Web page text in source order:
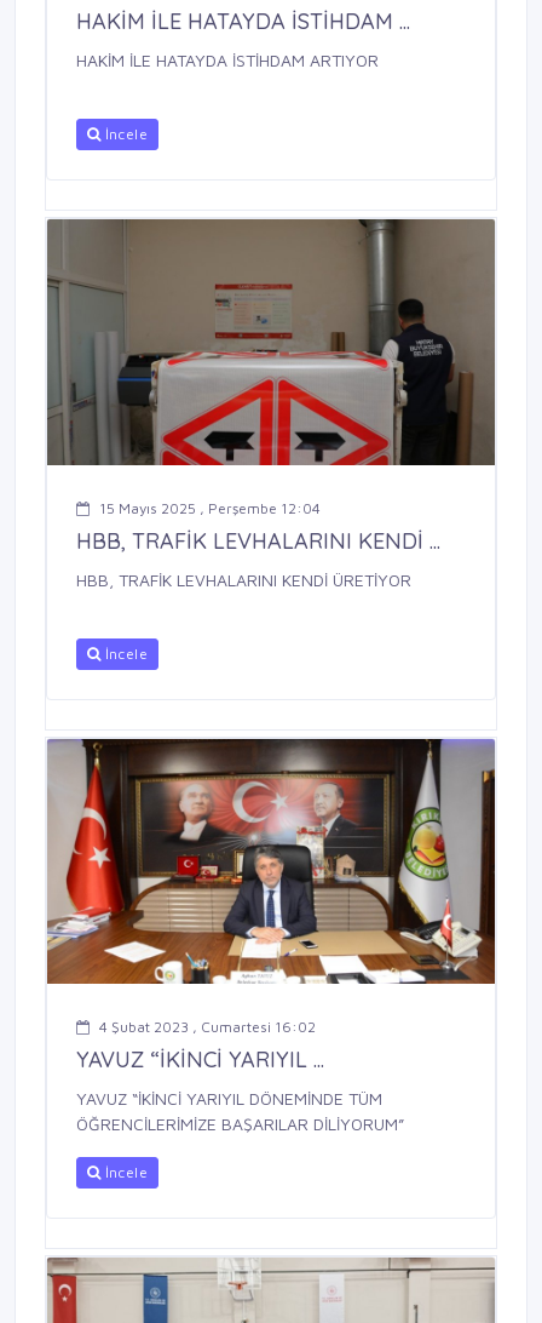
HAKİM İLE HATAYDA İSTİHDAM ...
HAKİM İLE HATAYDA İSTİHDAM ARTIYOR
İncele
15 Mayıs 2025 , Perşembe 12:04
HBB, TRAFİK LEVHALARINI KENDİ ...
HBB, TRAFİK LEVHALARINI KENDİ ÜRETİYOR
İncele
4 Şubat 2023 , Cumartesi 16:02
YAVUZ “İKİNCİ YARIYIL ...
YAVUZ “İKİNCİ YARIYIL DÖNEMİNDE TÜM
ÖĞRENCİLERİMİZE BAŞARILAR DİLİYORUM”
İncele